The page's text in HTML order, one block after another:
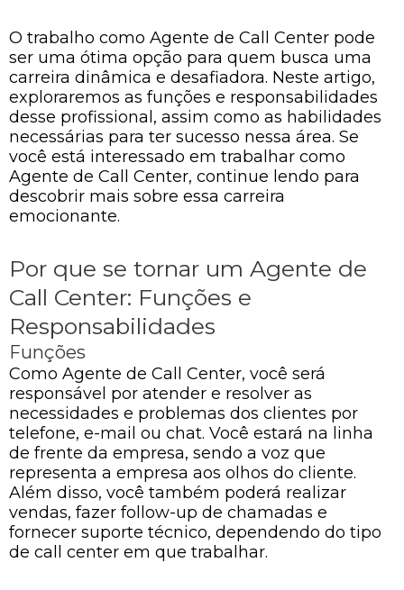
O trabalho como Agente de Call Center pode
ser uma ótima opção para quem busca uma
carreira dinâmica e desafiadora. Neste artigo,
exploraremos as funções e responsabilidades
desse profissional, assim como as habilidades
necessárias para ter sucesso nessa área. Se
você está interessado em trabalhar como
Agente de Call Center, continue lendo para
descobrir mais sobre essa carreira
emocionante.
Por que se tornar um Agente de
Call Center: Funções e
Responsabilidades
Funções
Como Agente de Call Center, você será
responsável por atender e resolver as
necessidades e problemas dos clientes por
telefone, e-mail ou chat. Você estará na linha
de frente da empresa, sendo a voz que
representa a empresa aos olhos do cliente.
Além disso, você também poderá realizar
vendas, fazer follow-up de chamadas e
fornecer suporte técnico, dependendo do tipo
de call center em que trabalhar.